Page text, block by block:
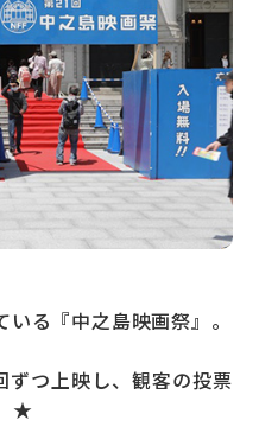
る『中之島映画祭』。
つ上映し、観客の投票
★